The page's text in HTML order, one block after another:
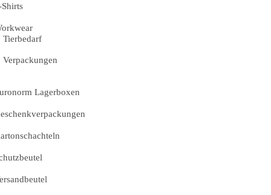
Shirts
Tierbedarf
Verpackungen
Lagerboxen